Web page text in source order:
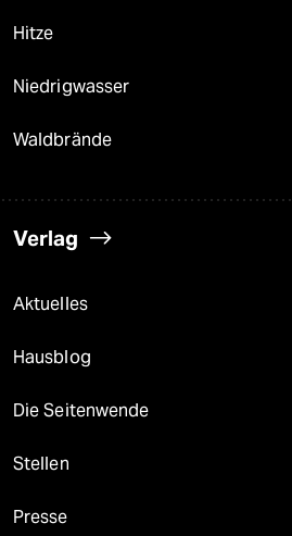
Hitze
Niedrigwasser
Waldbrände
Verlag
Aktuelles
Hausblog
Die Seitenwende
Stellen
Presse